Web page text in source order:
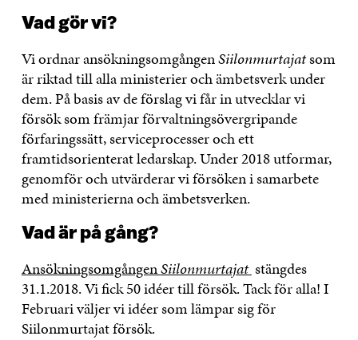
Vad gör vi?
Vi ordnar ansökningsomgångenSiilonmurtajatsom
är riktad till alla ministerier och ämbetsverk under
dem. På basis av de förslag vi får in utvecklar vi
försök som främjar förvaltningsövergripande
förfaringssätt, serviceprocesser och ett
framtidsorienterat ledarskap. Under 2018 utformar,
genomför och utvärderar vi försöken i samarbete
med ministerierna och ämbetsverken.
Vad är på gång?
AnsökningsomgångenSiilonmurtajat stängdes
31.1.2018. Vi fick 50 idéer till försök. Tack för alla! I
Februari väljer vi idéer som lämpar sig för
Siilonmurtajat försök.